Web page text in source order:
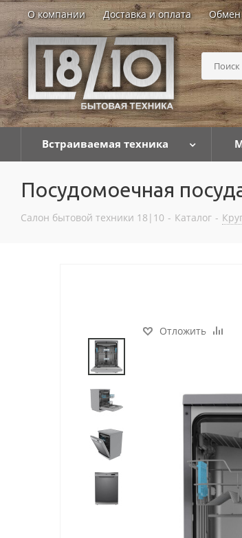
О компании Доставка и оплата Обмен
Встраиваемая техника
Посудомоечная
Салон бытовой техники 18|10 - Каталог -
Отложить